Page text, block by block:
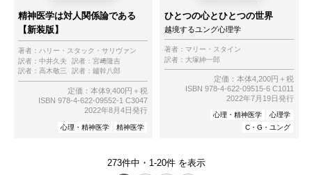
精神医学は対人関係論である
【新装版】
著者： ハリー・スタック・サリヴァン
訳者： 中井久夫 訳者： 宮﨑隆吉
訳者： 高木敬三 訳者： 鑪幹八郎
定価：本体9,400円＋税
ISBN 978-4-622-09552-1 C3047
2022年8月4日発行
心理・精神医学 精神医学
ひとつの心とひとつの世界
越境するユング心理学
著者： マリー・スタイン
訳者： 大塚紳一郎
定価：本体4,200円＋税
ISBN 978-4-622-09515-6 C1011
2022年7月19日発行
心理・精神医学
心理学
C・G・ユング
273件中・1-20件 を表示